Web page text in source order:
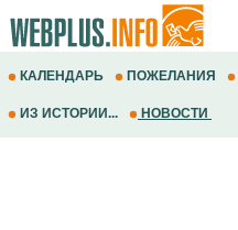
КАЛЕНДАРЬ ПОЖЕЛАНИЯ
ИЗ ИСТОРИИ... НОВОСТИ